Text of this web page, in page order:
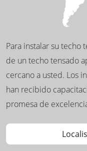
Para instalar su techo
de un techo tensado
cercano a usted. Los
han recibido
promesa de